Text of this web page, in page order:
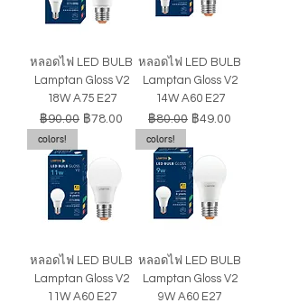
หลอดไฟ LED BULB
Lamptan Gloss V2
18W A75 E27
ราคาปกติ
฿90.00 ราคาขายลด
฿78.00
หลอดไฟ LED BULB
Lamptan Gloss V2
14W A60 E27
ราคาปกติ
฿80.00 ราคาขายลด
฿49.00
colors!
หลอดไฟ LED BULB
Lamptan Gloss V2
11W A60 E27
colors!
หลอดไฟ LED BULB
Lamptan Gloss V2
9W A60 E27